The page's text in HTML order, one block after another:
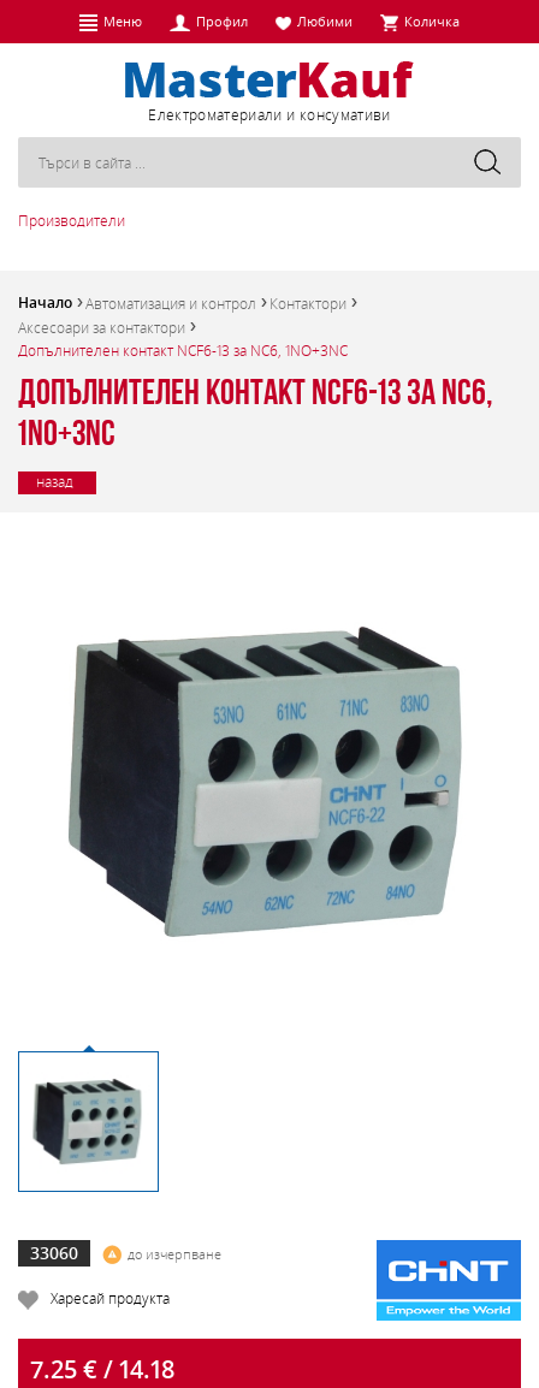
Меню Профил Любими Количка
Eлектроматериали и консумативи
Производители
Начало Автоматизация и контрол
Контактори
Аксесоари за контактори
Допълнителен контакт NCF6-13 за NC6, 1NO+3NC
Допълнителен контакт NCF6-13 за NC6,
1NO+3NC
назад
33060 до изчерпване
Харесай продукта
7.25 € / 14.18